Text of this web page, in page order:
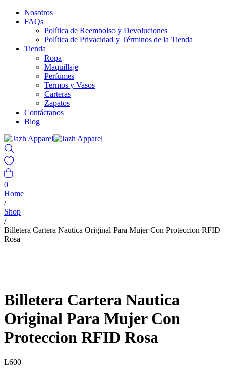
Nosotros
FAQs
Política de Reembolso y Devoluciones
Política de Privacidad y Términos de la Tienda
Tienda
Ropa
Maquillaje
Perfumes
Termos y Vasos
Carteras
Zapatos
Contáctanos
Blog
0
Home
/
Shop
/
Billetera Cartera Nautica Original Para Mujer Con Proteccion RFID
Rosa
Billetera Cartera Nautica
Original Para Mujer Con
Proteccion RFID Rosa
L600